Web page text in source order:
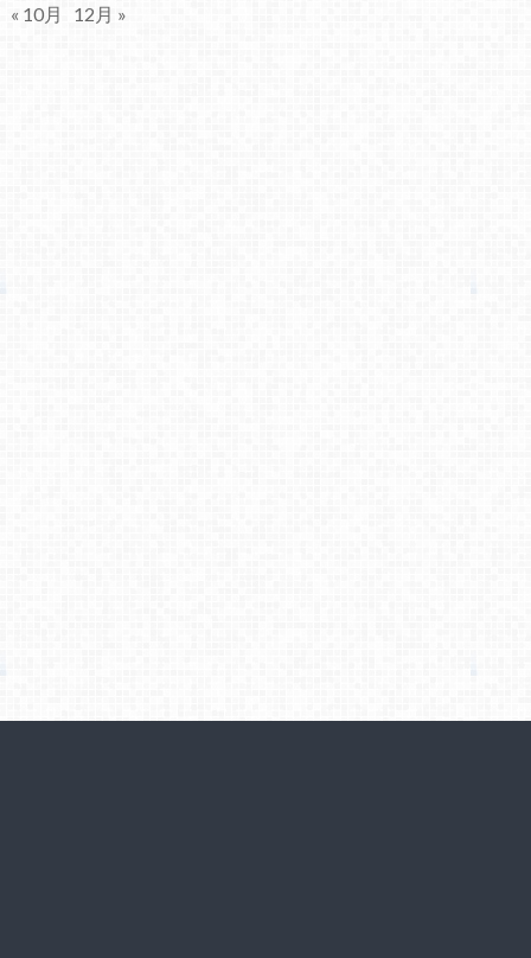
« 10月
12月 »